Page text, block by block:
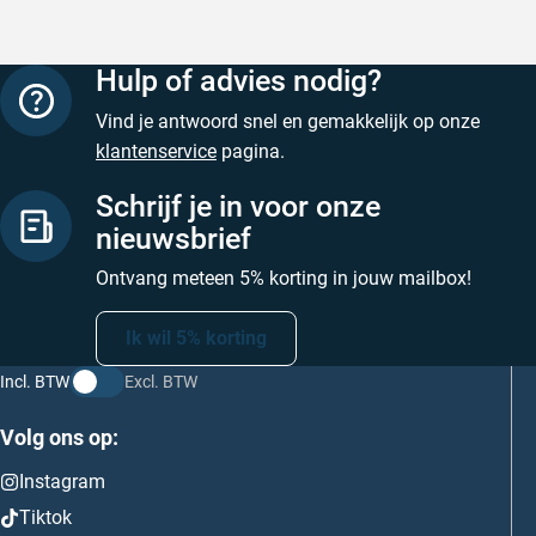
Hulp of advies nodig?
Vind je antwoord snel en gemakkelijk op onze
klantenservice pagina.
Schrijf je in voor onze
nieuwsbrief
Ontvang meteen 5% korting in jouw mailbox!
Ik wil 5% korting
Incl. BTW Excl. BTW
Volg ons op:
Instagram
Tiktok